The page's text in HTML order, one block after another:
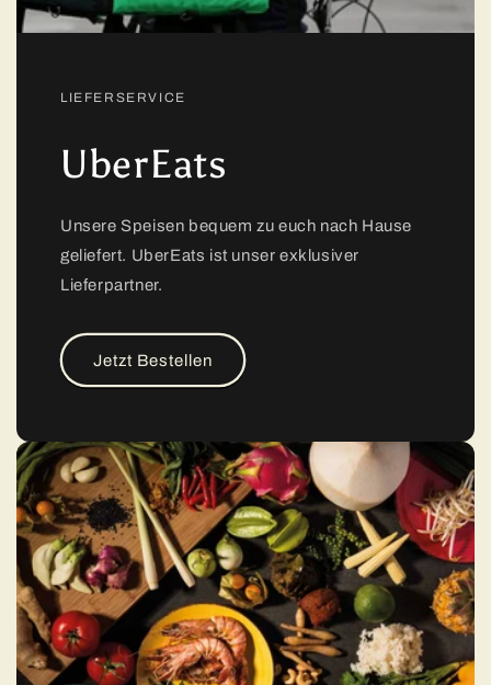
LIEFERSERVICE
UberEats
Unsere Speisen bequem zu euch nach Hause
geliefert. UberEats ist unser exklusiver
Lieferpartner.
Jetzt Bestellen